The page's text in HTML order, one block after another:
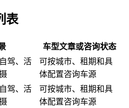
表
车型文章或咨询状态
驾、活
可按城市、租期和具
体配置咨询车源
驾、活
可按城市、租期和具
体配置咨询车源